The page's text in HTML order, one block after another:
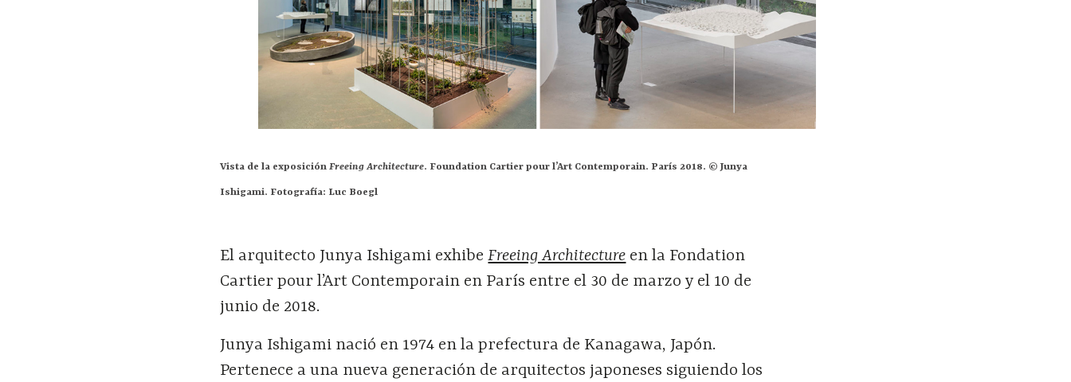
Vista de la exposiciónFreeing Architecture. Foundation Cartier pour l’Art Contemporain. París 2018. © Junya
Ishigami. Fotografía: Luc Boegl
El arquitecto Junya Ishigami exhibeFreeing Architecture en la Fondation
Cartier pour l’Art Contemporain en París entre el 30 de marzo y el 10 de
junio de 2018.
Junya Ishigami nació en 1974 en la prefectura de Kanagawa, Japón.
Pertenece a una nueva generación de arquitectos japoneses siguiendo los